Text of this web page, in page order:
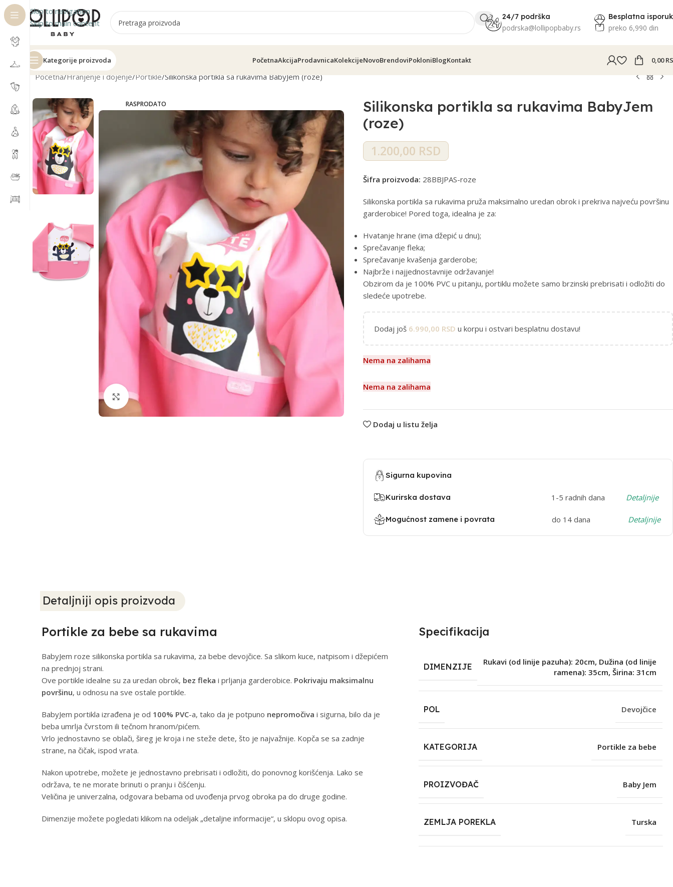
Skip to navigation
Skip to main content
24/7 podrška
podrska@lollipopbaby.rs
Besplatna
preko 6,990 din
Kategorije proizvoda PočetnaAkcijaProdavnicaKolekcijeNovoBrendoviPokloniBlogKontakt 0,00
Početna Hranjenje i dojenje Portikle Silikonska portikla sa rukavima BabyJem (roze)
RASPRODATO
Klikni i zumiraj
Silikonska portikla sa rukavima BabyJem
(roze)
1.200,00 RSD
Šifra proizvoda: 28BBJPAS-roze
Silikonska portikla sa rukavima pruža maksimalno uredan obrok i prekriva najveću površinu
garderobice! Pored toga, idealna je za:
Hvatanje hrane (ima džepić u dnu);
Sprečavanje fleka;
Sprečavanje kvašenja garderobe;
Najbrže i najjednostavnije održavanje!
Obzirom da je 100% PVC u pitanju, portiklu možete samo brzinski prebrisati i odložiti do
sledeće upotrebe.
Dodaj još 6.990,00 RSD u korpu i ostvari besplatnu dostavu!
Nema na zalihama
Nema na zalihama
Dodaj u listu želja
Sigurna kupovina
Kurirska dostava 1-5 radnih dana Detaljnije
Mogućnost zamene i povrata do 14 dana Detaljnije
Detaljniji opis proizvoda
Portikle za bebe sa rukavima
BabyJem roze silikonska portikla sa rukavima, za bebe devojčice. Sa slikom kuce, natpisom i džepićem
na prednjoj strani.
Ove portikle idealne su za uredan obrok, bez fleka i prljanja garderobice. Pokrivaju maksimalnu
površinu, u odnosu na sve ostale portikle.
BabyJem portikla izrađena je od 100% PVC-a, tako da je potpuno nepromočiva i sigurna, bilo da je
beba umrlja čvrstom ili tečnom hranom/pićem.
Vrlo jednostavno se oblači, šireg je kroja i ne steže dete, što je najvažnije. Kopča se sa zadnje
strane, na čičak, ispod vrata.
Nakon upotrebe, možete je jednostavno prebrisati i odložiti, do ponovnog korišćenja. Lako se
održava, te ne morate brinuti o pranju i čišćenju.
Veličina je univerzalna, odgovara bebama od uvođenja prvog obroka pa do druge godine.
Dimenzije možete pogledati klikom na odeljak „detaljne informacije“, u sklopu ovog opisa.
Specifikacija
DIMENZIJE
Rukavi (od linije pazuha): 20cm, Dužina (od linije
ramena): 35cm,Širina: 31cm
POL Devojčice
KATEGORIJA Portikle za bebe
PROIZVOĐAČ Baby Jem
ZEMLJA POREKLA Turska